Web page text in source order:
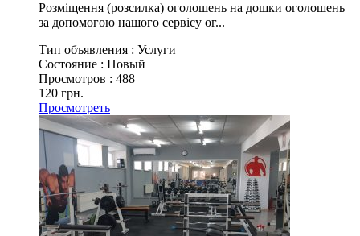
Розміщення (розсилка) оголошень на дошки оголошень
за допомогою нашого сервісу ог...
Тип объявления : Услуги
Состояние : Новый
Просмотров : 488
120 грн.
Просмотреть